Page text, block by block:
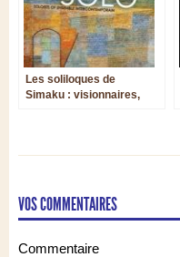
Les soliloques de
Simaku : visionnaires,
VOS COMMENTAIRES
Commentaire